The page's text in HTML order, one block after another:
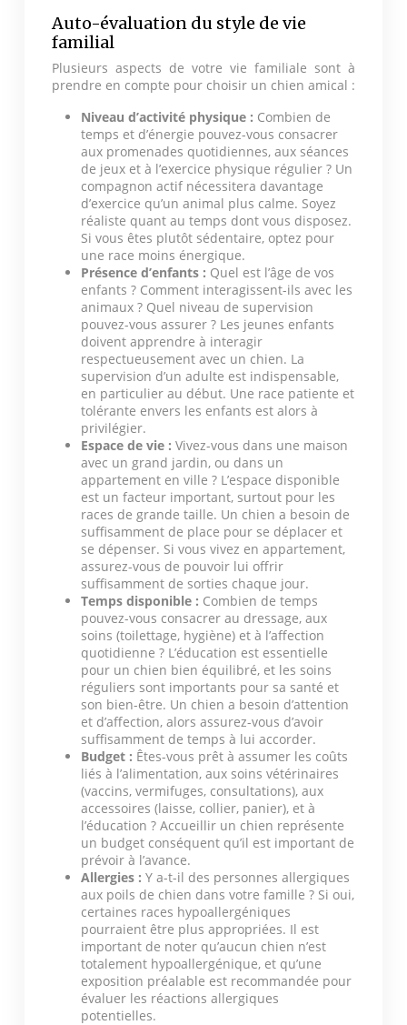
Auto-évaluation du style de vie
familial
Plusieurs aspects de votre vie familiale sont à
prendre en compte pour choisir un chien amical :
Niveau d’activité physique : Combien de
temps et d’énergie pouvez-vous consacrer
aux promenades quotidiennes, aux séances
de jeux et à l’exercice physique régulier ? Un
compagnon actif nécessitera davantage
d’exercice qu’un animal plus calme. Soyez
réaliste quant au temps dont vous disposez.
Si vous êtes plutôt sédentaire, optez pour
une race moins énergique.
Présence d’enfants : Quel est l’âge de vos
enfants ? Comment interagissent-ils avec les
animaux ? Quel niveau de supervision
pouvez-vous assurer ? Les jeunes enfants
doivent apprendre à interagir
respectueusement avec un chien. La
supervision d’un adulte est indispensable,
en particulier au début. Une race patiente et
tolérante envers les enfants est alors à
privilégier.
Espace de vie : Vivez-vous dans une maison
avec un grand jardin, ou dans un
appartement en ville ? L’espace disponible
est un facteur important, surtout pour les
races de grande taille. Un chien a besoin de
suffisamment de place pour se déplacer et
se dépenser. Si vous vivez en appartement,
assurez-vous de pouvoir lui offrir
suffisamment de sorties chaque jour.
Temps disponible : Combien de temps
pouvez-vous consacrer au dressage, aux
soins (toilettage, hygiène) et à l’affection
quotidienne ? L’éducation est essentielle
pour un chien bien équilibré, et les soins
réguliers sont importants pour sa santé et
son bien-être. Un chien a besoin d’attention
et d’affection, alors assurez-vous d’avoir
suffisamment de temps à lui accorder.
Budget : Êtes-vous prêt à assumer les coûts
liés à l’alimentation, aux soins vétérinaires
(vaccins, vermifuges, consultations), aux
accessoires (laisse, collier, panier), et à
l’éducation ? Accueillir un chien représente
un budget conséquent qu’il est important de
prévoir à l’avance.
Allergies : Y a-t-il des personnes allergiques
aux poils de chien dans votre famille ? Si oui,
certaines races hypoallergéniques
pourraient être plus appropriées. Il est
important de noter qu’aucun chien n’est
totalement hypoallergénique, et qu’une
exposition préalable est recommandée pour
évaluer les réactions allergiques
potentielles.